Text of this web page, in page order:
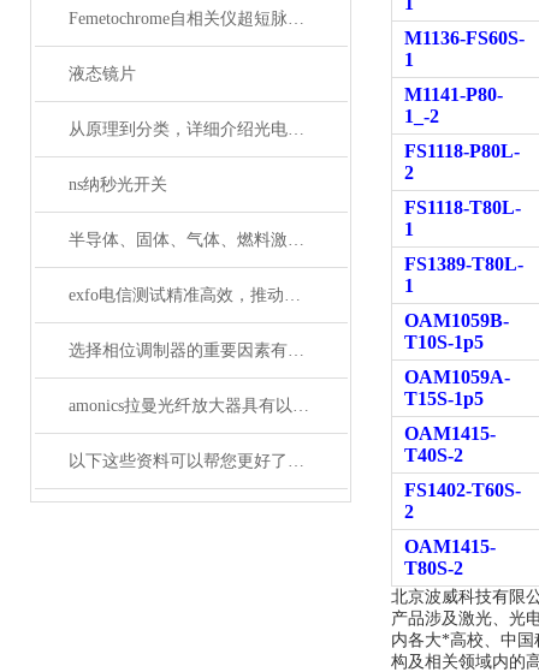
Femetochrome自相关仪超短脉冲测量的“时间显微镜”
液态镜片
从原理到分类，详细介绍光电探测器
ns纳秒光开关
半导体、固体、气体、燃料激光器有哪些典型应用？
exfo电信测试精准高效，推动通信网络质量新标准
选择相位调制器的重要因素有哪些？你清楚吗？
amonics拉曼光纤放大器具有以下四大优点
以下这些资料可以帮您更好了解偏振分析仪
M1136-FS60S-
1
M1141-P80-
1_-2
FS1118-P80L-
2
FS1118-T80L-
1
FS1389-T80L-
1
OAM1059B-
T10S-1p5
OAM1059A-
T15S-1p5
OAM1415-
T40S-2
FS1402-T60S-
2
OAM1415-
T80S-2
北京波威科技有限
产品涉及激光、光
内各大*高校、中
构及相关领域内的